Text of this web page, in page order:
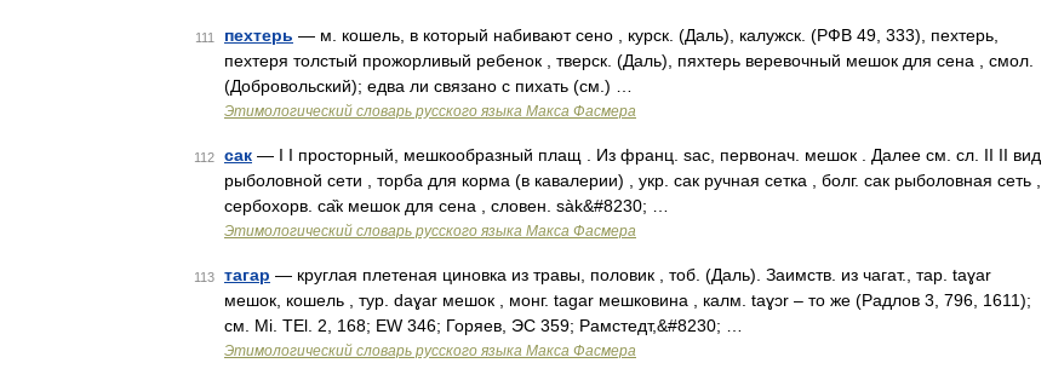
111 пехтерь — м. кошель, в который набивают сено , курск. (Даль), калужск. (РФВ 49, 333), пехтерь,
пехтеря толстый прожорливый ребенок , тверск. (Даль), пяхтерь веревочный мешок для сена , смол.
(Добровольский); едва ли связано с пихать (см.) …
Этимологический словарь русского языка Макса Фасмера
112 сак — I I просторный, мешкообразный плащ . Из франц. sас, первонач. мешок . Далее см. сл. II II вид
рыболовной сети , торба для корма (в кавалерии) , укр. сак ручная сетка , болг. сак рыболовная сеть ,
сербохорв. са̏к мешок для сена , словен. sàk&#8230; …
Этимологический словарь русского языка Макса Фасмера
113 тагар — круглая плетеная циновка из травы, половик , тоб. (Даль). Заимств. из чагат., тар. tаɣаr
мешок, кошель , тур. dаɣаr мешок , монг. tаgаr мешковина , калм. tаɣɔr – то же (Радлов 3, 796, 1611);
см. Мi. ТЕl. 2, 168; ЕW 346; Горяев, ЭС 359; Рамстедт,&#8230; …
Этимологический словарь русского языка Макса Фасмера